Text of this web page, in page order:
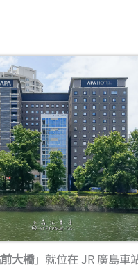
大橋」就位在 JR 廣島車